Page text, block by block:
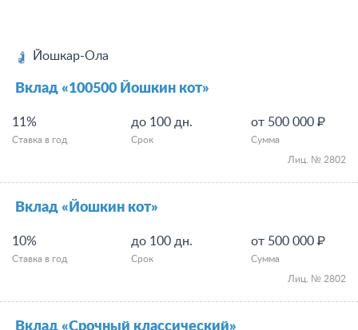
Йошкар-Ола
Вклад «100500 Йошкин кот»
11%
Ставка в год
до 100 дн.
Срок
от 500 000 ₽
Сумма
Лиц. № 2802
Вклад «Йошкин кот»
10%
Ставка в год
до 100 дн.
Срок
от 500 000 ₽
Сумма
Лиц. № 2802
Вклад «Срочный классический»